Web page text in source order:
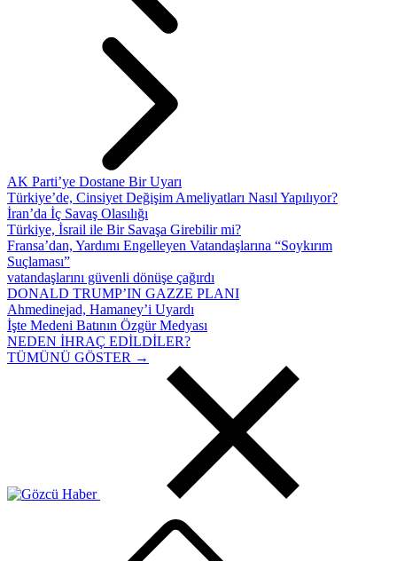
AK Parti’ye Dostane Bir Uyarı
Türkiye’de, Cinsiyet Değişim Ameliyatları Nasıl Yapılıyor?
İran’da İç Savaş Olasılığı
Türkiye, İsrail ile Bir Savaşa Girebilir mi?
Fransa’dan, Yardımı Engelleyen Vatandaşlarına “Soykırım
Suçlaması”
vatandaşlarını güvenli dönüşe çağırdı
DONALD TRUMP’IN GAZZE PLANI
Ahmedinejad, Hamaney’i Uyardı
İşte Medeni Batının Özgür Medyası
NEDEN İHRAÇ EDİLDİLER?
TÜMÜNÜ GÖSTER →